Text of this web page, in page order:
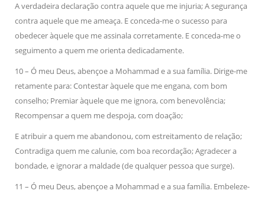
A verdadeira declaração contra aquele que me injuria; A segurança
contra aquele que me ameaça. E conceda-me o sucesso para
obedecer àquele que me assinalacorretamente. E conceda-me o
seguimento a quem me orienta dedicadamente.
10 – Ó meu Deus, abençoe a Mohammad e a sua família. Dirige-me
retamente para: Contestar àquele que me engana, com bom
conselho; Premiar àquele que me ignora, com benevolência;
Recompensar a quem me despoja, com doação;
E atribuir a quem me abandonou, com estreitamento de relação;
Contradiga quem me calunie, com boa recordação; Agradecer a
bondade, e ignorar a maldade (de qualquer pessoa que surge).
11 – Ó meu Deus, abençoe a Mohammad e a sua família. Embeleze-